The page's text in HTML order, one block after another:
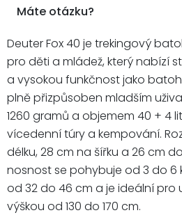
Máte otázku?
Deuter Fox 40 je trekingový
pro děti a mládež, který nabízí
a vysokou funkčnost jako
plně přizpůsoben mladším
1260 gramů a objemem 40 + 4
vícedenní túry a kempování.
délku, 28 cm na šířku a 26 cm
nosnost se pohybuje od 3 do 6
od 32 do 46 cm a je ideální pro
výškou od 130 do 170 cm.